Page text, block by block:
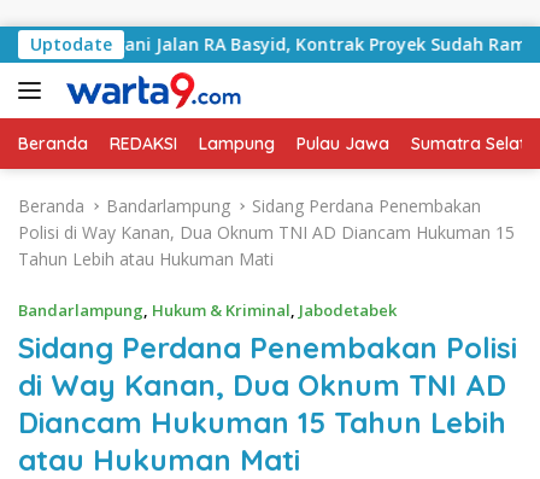
UptodateJalan RA Basyid, Kontrak Proyek Sudah Rampung
Beranda REDAKSI Lampung Pulau Jawa Sumatra
Beranda Bandarlampung
Sidang Perdana Penembakan
Polisi di Way Kanan, Dua Oknum TNI AD Diancam Hukuman 15
Tahun Lebih atau Hukuman Mati
Bandarlampung, Hukum & Kriminal, Jabodetabek
Sidang Perdana Penembakan Polisi
di Way Kanan, Dua Oknum TNI AD
Diancam Hukuman 15 Tahun Lebih
atau Hukuman Mati